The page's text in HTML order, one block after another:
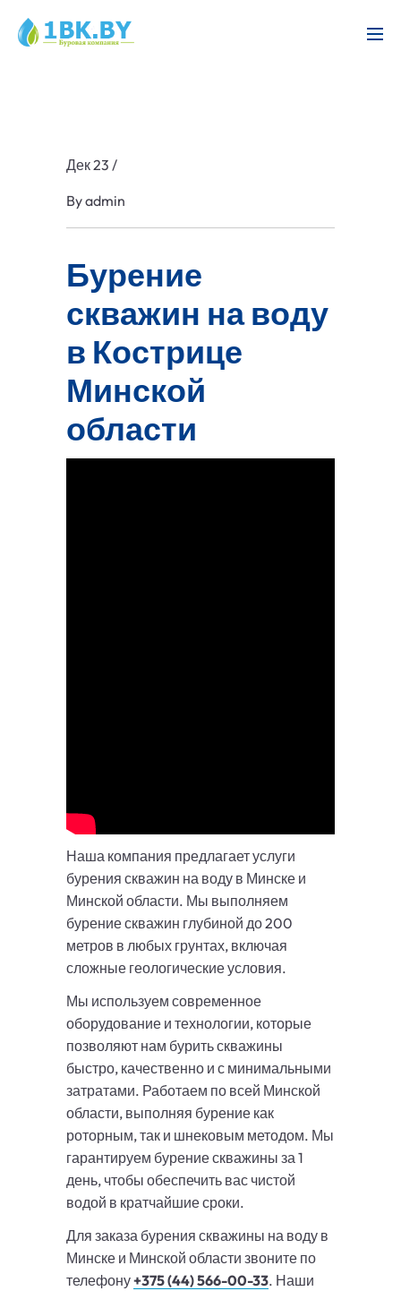
Дек 23 /
Byadmin
Бурение
скважин на воду
в Кострице
Минской
области
Наша компания предлагает услуги
бурения скважин на воду в Минске и
Минской области. Мы выполняем
бурение скважин глубиной до 200
метров в любых грунтах, включая
сложные геологические условия.
Мы используем современное
оборудование и технологии, которые
позволяют нам бурить скважины
быстро, качественно и с минимальными
затратами. Работаем по всей Минской
области, выполняя бурение как
роторным, так и шнековым методом. Мы
гарантируем бурение скважины за 1
день, чтобы обеспечить вас чистой
водой в кратчайшие сроки.
Для заказа бурения скважины на воду в
Минске и Минской области звоните по
телефону+375 (44) 566-00-33. Наши